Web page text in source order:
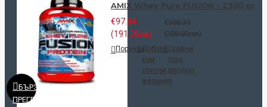
БЪРЗ
ПРЕГЛЕД
AMIX Whey Pure FUSION - 2300 gr
€97.84
(191.36лв)
€106.35
(208.00лв)
ПоръчайДобави
към
списък с
желания
Сравни
този
продукт